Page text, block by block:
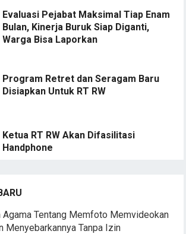
Evaluasi Pejabat Maksimal Tiap Enam
Bulan, Kinerja Buruk Siap Diganti,
Warga Bisa Laporkan
Program Retret dan Seragam Baru
Disiapkan Untuk RT RW
Ketua RT RW Akan Difasilitasi
Handphone
Agama Tentang Memfoto Memvideokan
Menyebarkannya Tanpa Izin